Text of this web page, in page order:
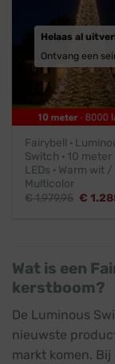
Helaas al
Ontvang een
Fairybell ·
Switch · 10 meter
LEDs · Warm wit /
Multicolor
€1.979,95 €
Wat is een
kerstboom?
De Luminous
nieuwste
markt komen.